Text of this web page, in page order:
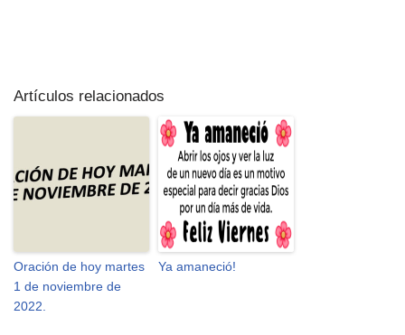
Artículos relacionados
Oración de hoy martes
1 de noviembre de
2022.
Ya amaneció!